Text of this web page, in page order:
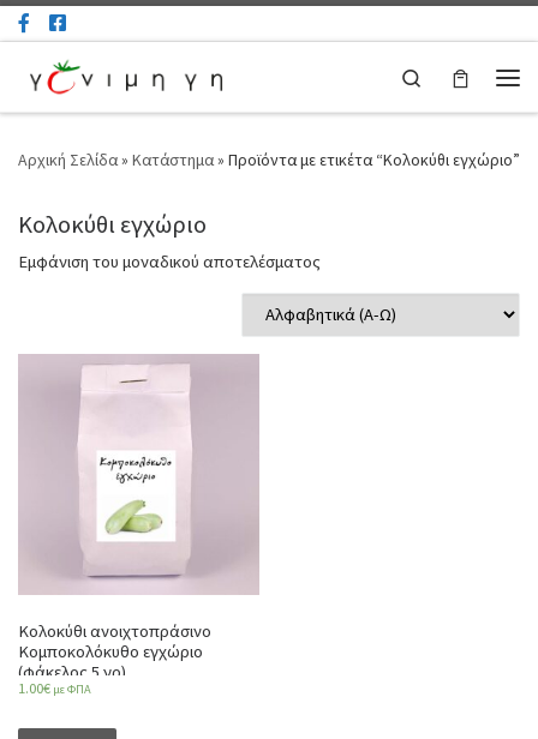
Μετάβαση στο περιεχόμενο
Search
Αρχική Σελίδα» Κατάστημα» Προϊόντα με ετικέτα “Κολοκύθι εγχώριο”
Κολοκύθι εγχώριο
Εμφάνιση του μοναδικού αποτελέσματος
Κολοκύθι ανοιχτοπράσινο
Κομποκολόκυθο εγχώριο
(φάκελος 5 γρ)
1.00€ με ΦΠΑ